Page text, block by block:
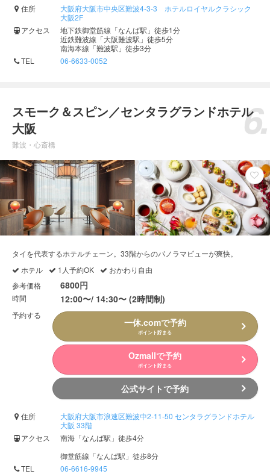
住所
大阪府大阪市中央区難波4-3-3 ホテルロイヤルクラシック
大阪2F
アクセス
地下鉄御堂筋線「なんば駅」徒歩1分
近鉄難波線「大阪難波駅」徒歩5分
南海本線「難波駅」徒歩3分
TEL
06-6633-0052
スモーク＆スピン／センタラグランドホテル
大阪
難波・心斎橋
タイを代表するホテルチェーン。33階からのパノラマビューが爽快。
ホテル
1人予約OK
おかわり自由
参考価格
6800円
時間 12:00〜/ 14:30〜 (2時間制)
予約する
一休.comで予約
ポイント貯まる
Ozmallで予約
ポイント貯まる
公式サイトで予約
住所
大阪府大阪市浪速区難波中2-11-50 センタラグランドホテル
大阪 33階
アクセス
南海「なんば駅」徒歩4分
御堂筋線「なんば駅」徒歩8分
TEL
06-6616-9945